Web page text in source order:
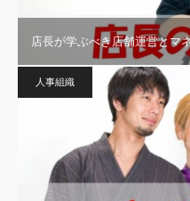
店長が学ぶべき店舗運営とマ
人事組織